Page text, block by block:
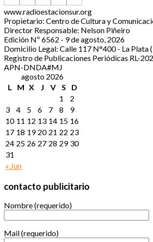
www.radioestacionsur.org
Propietario: Centro de Cultura y
Director Responsable: Nelson Piñeiro
Edición Nº 6562 - 9 de agosto, 2026
Domicilio Legal: Calle 117 N°400 - La Plata
Registro de Publicaciones Periódicas RL-
APN-DNDA#MJ
agosto 2026
L
M X J V S D
« Jun
1
2
3
4 5 6 7 8
9
10 11 12 13 14 15 16
17 18 19 20 21 22 23
24 25 26 27 28 29 30
31
contacto publicitario
Nombre (requerido)
Mail (requerido)